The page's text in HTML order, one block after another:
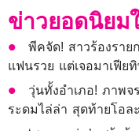
ข่าวยอดนิยม
พีคจัด! สาวร้องราย
แฟนรวย แต่เจอมาเฟีย
วุ่นทั้งอําเภอ! ภาพจ
ระดมไล่ล่า สุดท้ายโอล